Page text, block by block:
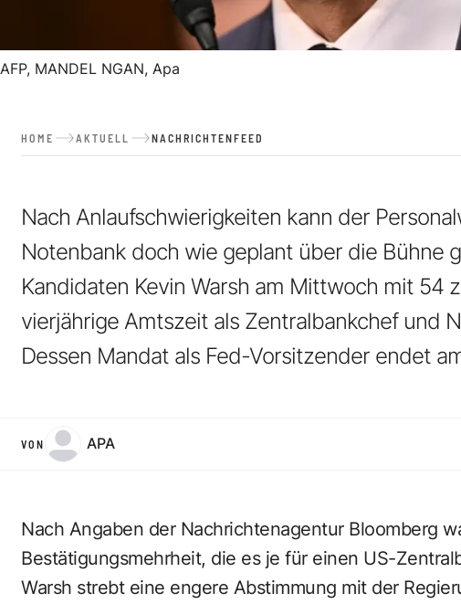
AFP, MANDEL NGAN, Apa
HOME AKTUELL NACHRICHTENFEED
Nach Anlaufschwierigkeiten kann der
Notenbank doch wie geplant über die Bühne
Kandidaten Kevin Warsh am Mittwoch mit 54
vierjährige Amtszeit als Zentralbankchef und
Dessen Mandat als Fed-Vorsitzender endet
VON APA
Nach Angaben der Nachrichtenagentur Bloomberg
Bestätigungsmehrheit, die es je für einen US-
Warsh strebt eine engere Abstimmung mit der